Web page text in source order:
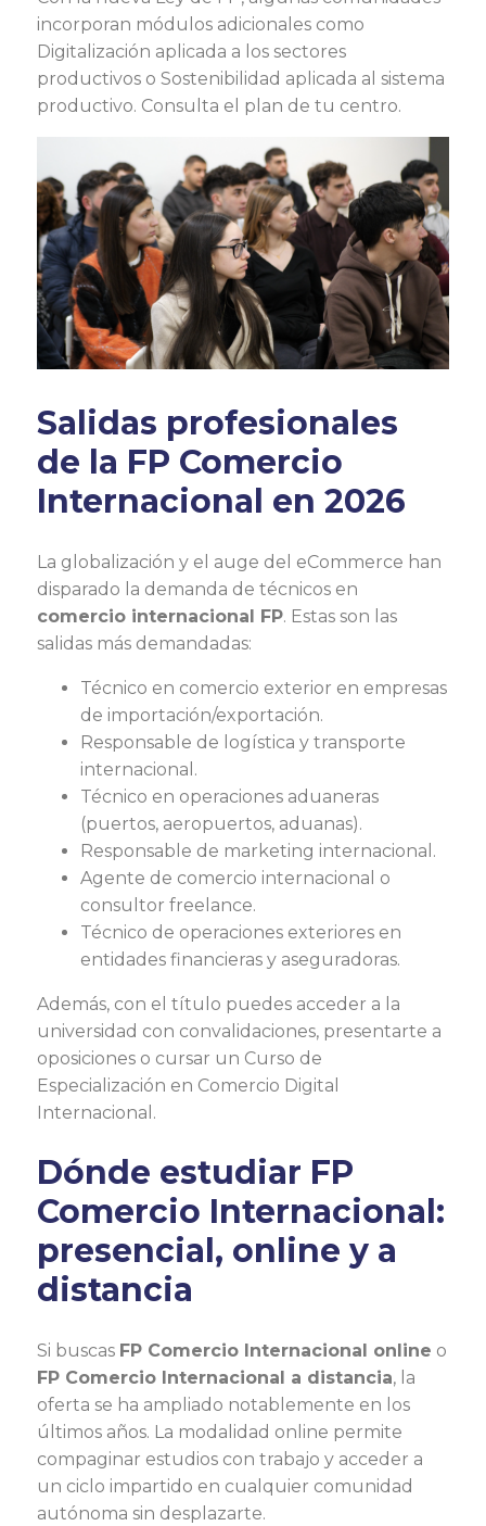
incorporan módulos adicionales como
Digitalización aplicada a los sectores
productivos o Sostenibilidad aplicada al sistema
productivo. Consulta el plan de tu centro.
Salidas profesionales
de la FP Comercio
Internacional en 2026
La globalización y el auge del eCommerce han
disparado la demanda de técnicos en
comercio internacional FP. Estas son las
salidas más demandadas:
Técnico en comercio exterior en empresas
de importación/exportación.
Responsable de logística y transporte
internacional.
Técnico en operaciones aduaneras
(puertos, aeropuertos, aduanas).
Responsable de marketing internacional.
Agente de comercio internacional o
consultor freelance.
Técnico de operaciones exteriores en
entidades financieras y aseguradoras.
Además, con el título puedes acceder a la
universidad con convalidaciones, presentarte a
oposiciones o cursar un Curso de
Especialización en Comercio Digital
Internacional.
Dónde estudiar FP
Comercio Internacional:
presencial, online y a
distancia
Si buscas FP Comercio Internacional online o
FP Comercio Internacional a distancia, la
oferta se ha ampliado notablemente en los
últimos años. La modalidad online permite
compaginar estudios con trabajo y acceder a
un ciclo impartido en cualquier comunidad
autónoma sin desplazarte.